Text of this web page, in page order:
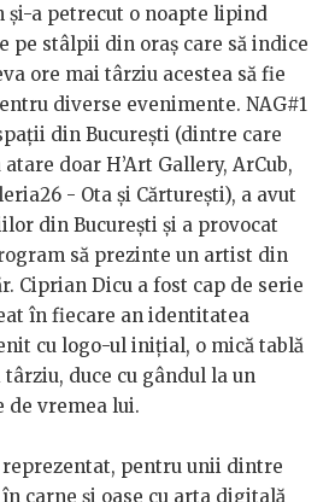
și-a petrecut o noapte lipind
pe stâlpii din oraș care să indice
ore mai târziu acestea să fie
diverse evenimente. NAG#1
din București (dintre care
doar H’Art Gallery, ArCub,
- Ota și Cărturești), a avut
din București și a provocat
să prezinte un artist din
Ciprian Dicu a fost cap de serie
în fiecare an identitatea
cu logo-ul inițial, o mică tablă
duce cu gândul la un
de vremea lui.
reprezentat, pentru unii dintre
carne și oase cu arta digitală